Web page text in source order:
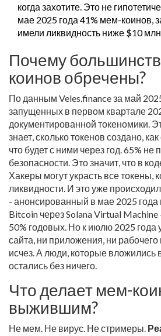
когда захотите. Это не
мае 2025 года 41% мем-коинов,
имели ликвидность ниже $10
Почему
коинов обречены?
По данным Veles.finance за май
запущенных в первом квартале
документированной токеномики.
знает, сколько токенов создано,
что будет с ними через год. 65% не
безопасности. Это значит, что в
Хакеры могут украсть все токены,
ликвидности. И это уже
- анонсированный в мае 2025
Bitcoin через Solana Virtual
50% годовых. Но к июлю 2025 года
сайта, ни приложения, ни
исчез. А люди, которые вложились
остались без ничего.
Что делает мем-
выжившим?
Не мем. Не вирус. Не стримеры.